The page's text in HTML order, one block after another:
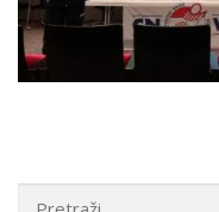
Pretraži: